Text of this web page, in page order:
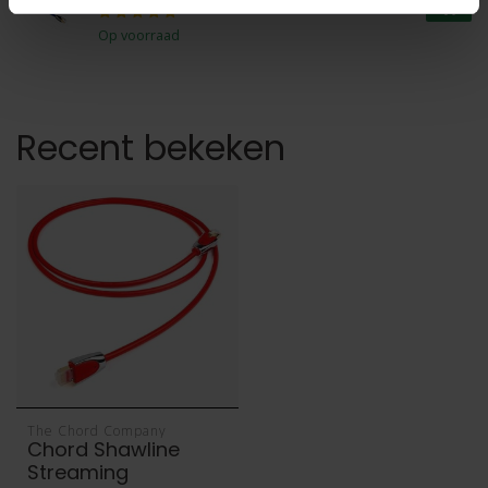
Op voorraad
Recent bekeken
The Chord Company
Chord Shawline
Streaming